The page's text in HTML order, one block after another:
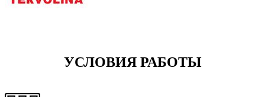
УСЛОВИЯ РАБОТЫ